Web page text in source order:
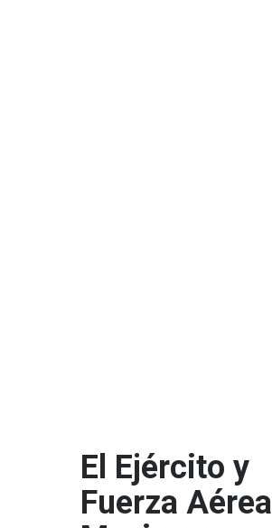
El Ejército y
Fuerza Aérea